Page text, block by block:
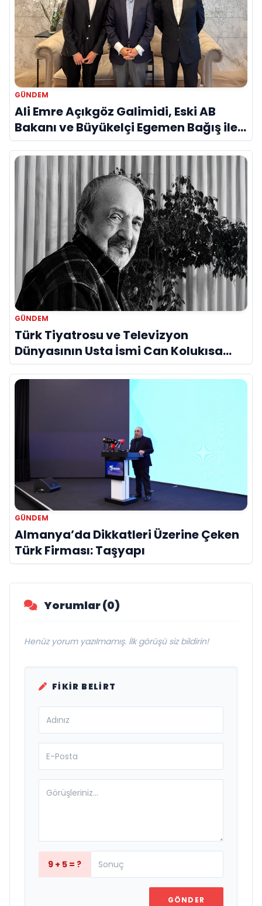
GÜNDEM
Ali Emre Açıkgöz Galimidi, Eski AB
Bakanı ve Büyükelçi Egemen Bağış ile
Bir Araya Geldi
GÜNDEM
Türk Tiyatrosu ve Televizyon
Dünyasının Usta İsmi Can Kolukısa
Hayatını Kaybetti
GÜNDEM
Almanya’da Dikkatleri Üzerine Çeken
Türk Firması: Taşyapı
Yorumlar (0)
Henüz yorum yazılmamış. İlk görüşü siz bildirin!
FIKIR BELIRT
9 + 5 = ?
GÖNDER